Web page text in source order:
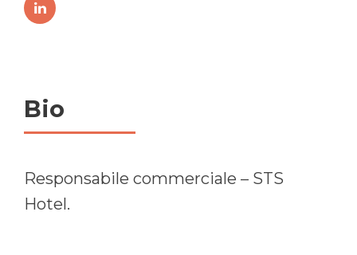
Bio
Responsabile commerciale – STS
Hotel.